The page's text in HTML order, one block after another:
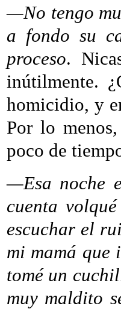
—No tengo
a fondo su
proceso.
inútilmente.
homicidio, y
Por lo
poco de
—Esa noche
cuenta
escuchar el
mi mamá que
tomé un
muy maldito